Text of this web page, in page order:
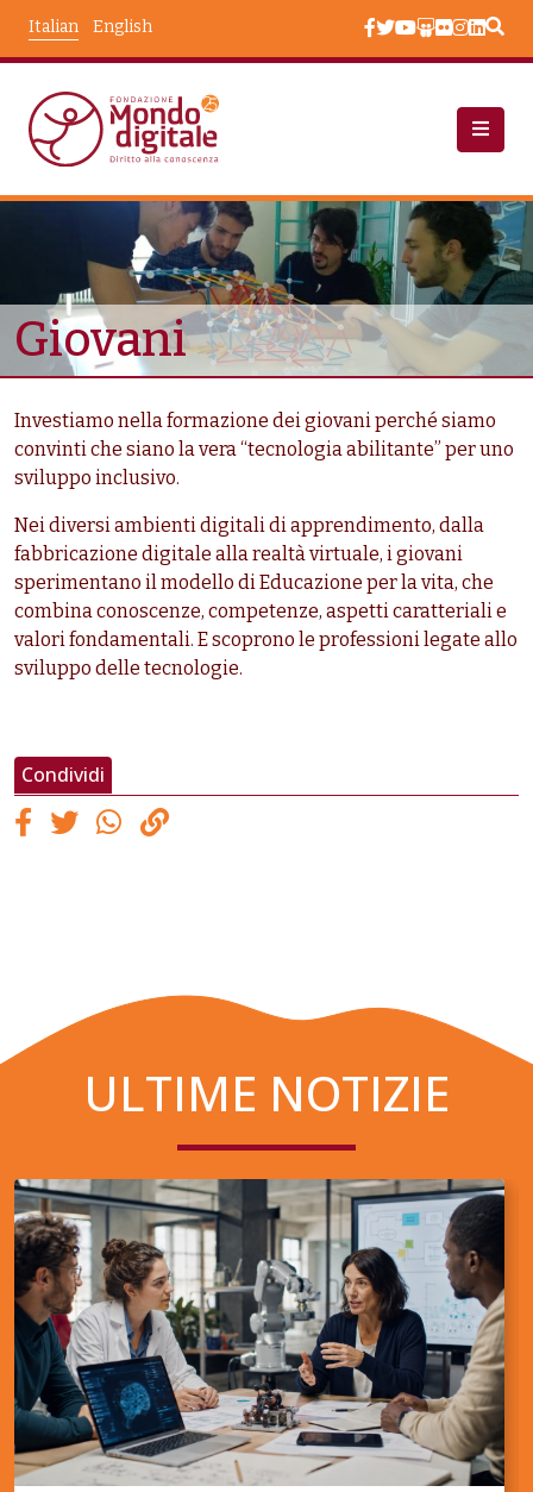
English
Italian
Chi Siamo
Chi Siamo: Beneficiari
Taxonomy Terms
Giovani
Investiamo nella formazione dei giovani perché siamo
convinti che siano la vera “tecnologia abilitante” per uno
sviluppo inclusivo.
Nei diversi ambienti digitali di apprendimento, dalla
fabbricazione digitale alla realtà virtuale, i giovani
sperimentano il modello di Educazione per la vita, che
combina conoscenze, competenze, aspetti caratteriali e
valori fondamentali. E scoprono le professioni legate allo
sviluppo delle tecnologie.
Condividi
ULTIME NOTIZIE